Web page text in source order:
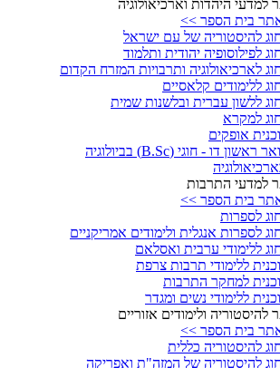
למדעי היהדות וארכיאולוגיה
בית הספר >>
להיסטוריה של עם ישראל
לפילוסופיה יהודית ותלמוד
לארכיאולוגיה ותרבויות המזרח הקדום
ללימודים קלאסיים
ללשון עברית ובלשנות שמית
למקרא
אופקים
תואר ראשון דו - חוגי (B.Sc) בביולוגיה
למדעי התרבות
בית הספר >>
לספרות
לספרות אנגלית ולימודים אמריקניים
ללימודי ערבית ואסלאם
ללימודי תרבות צרפת
למחקר התרבות
ללימודי נשים ומגדר
להיסטוריה ולימודים אזוריים
בית הספר >>
להיסטוריה כללית
להיסטוריה של המזה"ת ואפריקה